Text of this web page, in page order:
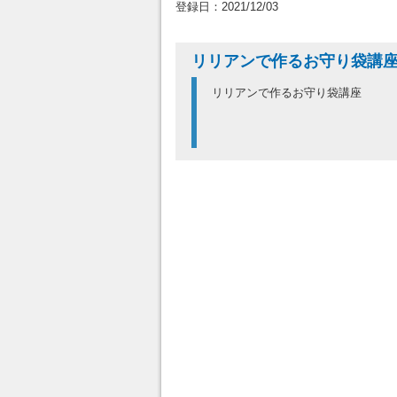
登録日：2021/12/03
リリアンで作るお守り袋講
リリアンで作るお守り袋講座